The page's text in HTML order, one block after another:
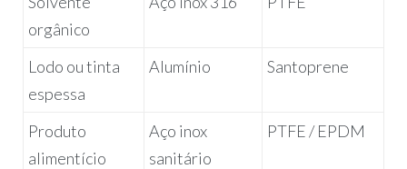
orgânico
Lodo ou tinta
espessa
Alumínio Santoprene
Produto
alimentício
Aço inox
sanitário
PTFE / EPDM